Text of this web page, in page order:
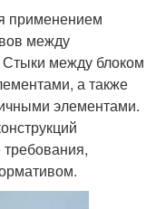
применением
между
между блоком
а также
элементами.